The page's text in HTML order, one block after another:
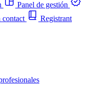
Panel de gestión
contact
Registrant